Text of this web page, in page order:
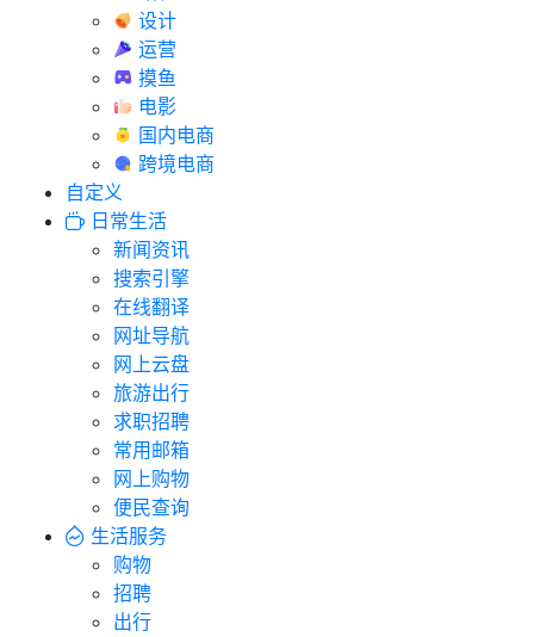
设计
运营
摸鱼
电影
国内电商
跨境电商
自定义
日常生活
新闻资讯
搜索引擎
在线翻译
网址导航
网上云盘
旅游出行
求职招聘
常用邮箱
网上购物
便民查询
生活服务
购物
招聘
出行